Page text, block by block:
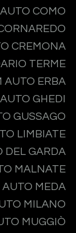
COMO
CREMONA
TERME
AUTO ERBA
GHEDI
GUSSAGO
LIMBIATE
DEL GARDA
MALNATE
MEDA
MILANO
MUGGIÒ